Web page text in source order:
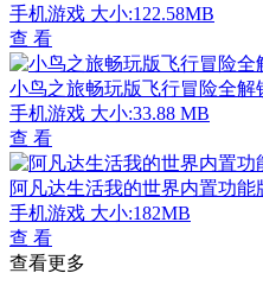
手机游戏 大小:122.58MB
查 看
小鸟之旅畅玩版飞行冒险全解
手机游戏 大小:33.88 MB
查 看
阿凡达生活我的世界内置功能
手机游戏 大小:182MB
查 看
查看更多